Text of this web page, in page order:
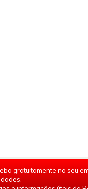
gratuitamente no seu